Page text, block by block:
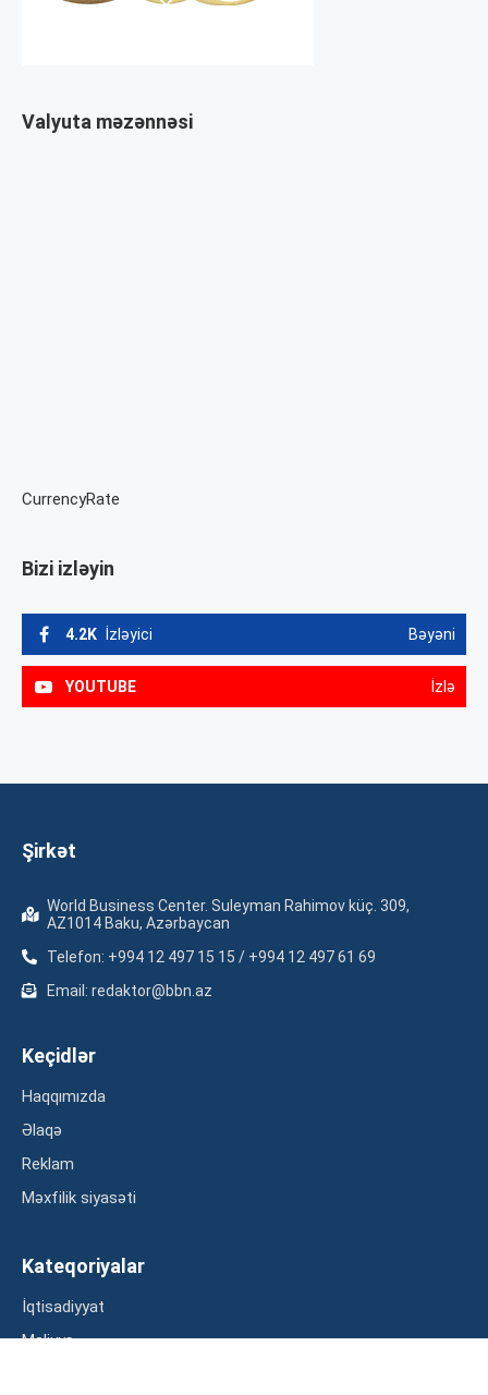
Valyuta məzənnəsi
CurrencyRate
Bizi izləyin
4.2K İzləyici Bəyəni
YOUTUBE İzlə
Şirkət
World Business Center. Suleyman Rahimov küç. 309,
AZ1014 Baku, Azərbaycan
Telefon: +994 12 497 15 15 / +994 12 497 61 69
Email: redaktor@bbn.az
Keçidlər
Haqqımızda
Əlaqə
Reklam
Məxfilik siyasəti
Kateqoriyalar
İqtisadiyyat
Maliyyə